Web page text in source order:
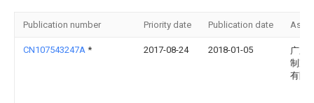
Publication number Priority date Publication date
CN107543247A * 2017-08-24 2018-01-05
广东
制冷
有限